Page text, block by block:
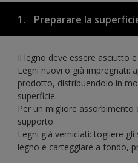
1. Preparare la
Il legno deve essere asciutto
Legni nuovi o già impregnati:
prodotto, distribuendolo in
superficie.
Per un migliore assorbimento
supporto.
Legni già verniciati: togliere
legno e carteggiare a fondo,